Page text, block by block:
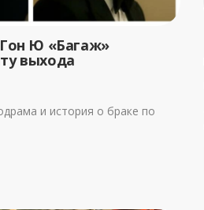
Ю «Багаж»
выхода
и история о браке по